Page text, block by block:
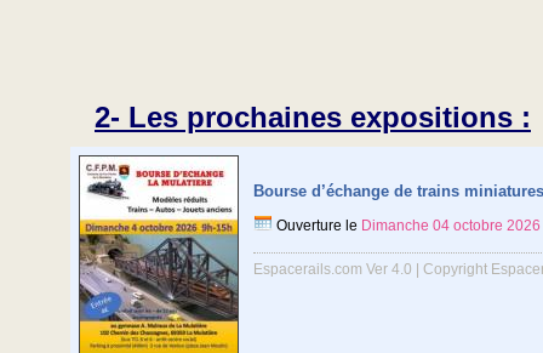
2- Les prochaines expositions :
Bourse d’échange de trains
Ouverture le Dimanche 04 octobre 2026
Espacerails.com Ver 4.0 | Copyright